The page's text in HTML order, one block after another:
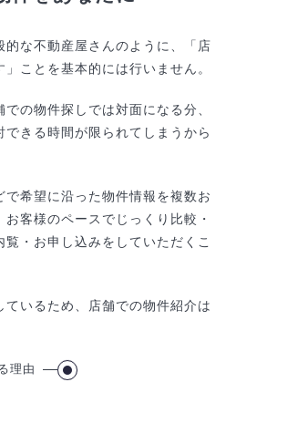
的な不動産屋さんのように、「店
ことを基本的には行いません。
の物件探しでは対面になる分、
できる時間が限られてしまうから
で希望に沿った物件情報を複数お
客様のペースでじっくり比較・
覧・お申し込みをしていただくこ
ているため、店舗での物件紹介は
理由